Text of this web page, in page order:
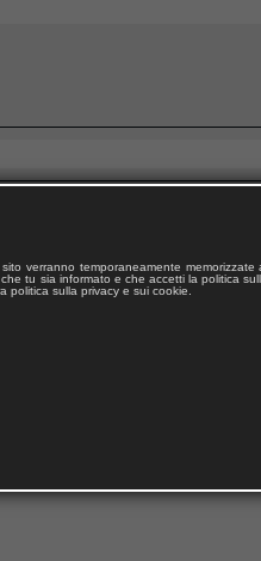
verranno temporaneamente memorizzate
tu sia informato e che accetti la politica
politica sulla privacy e sui cookie.